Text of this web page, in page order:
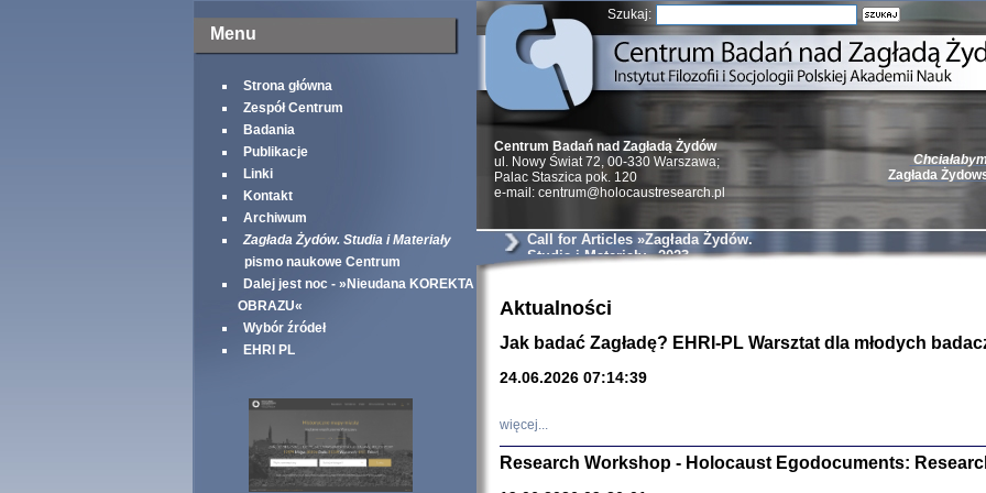
Menu
Strona główna
Zespół Centrum
Badania
Publikacje
Linki
Kontakt
Archiwum
Zagłada Żydów. Studia i Materiały
pismo naukowe Centrum
Dalej jest noc - »Nieudana KOREKTA
OBRAZU«
Wybór źródeł
EHRI PL
Szukaj:
Zagłada
Natalia Aleksiun,
Deborah Dash
Turski, Laurence
Centrum Badań nad Zagładą Żydów
ul. Nowy Świat 72, 00-330 Warszawa;
Palac Staszica pok. 120
e-mail: centrum@holocaustresearch.pl
Call for Articles »Zagłada Żydów.
Studia i Materiały« 2023
Aktualności
Jak badać Zagładę? EHRI-PL Warsztat dla młodych
24.06.2026 07:14:39
więcej...
Research Workshop - Holocaust Egodocuments: